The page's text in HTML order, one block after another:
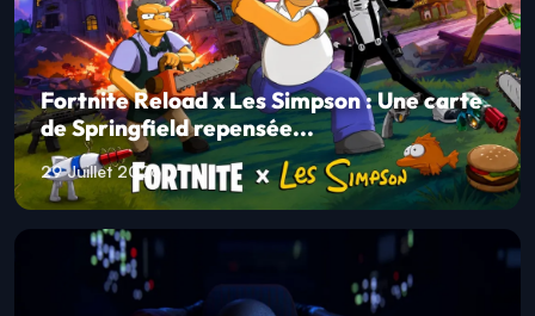
Fortnite Reload x Les Simpson : Une carte
de Springfield repensée...
29 Juillet 2026